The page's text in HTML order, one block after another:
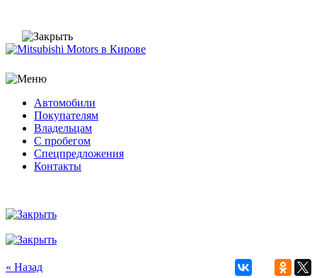
Автомобили
Покупателям
Владельцам
С пробегом
Спецпредложения
Контакты
« Назад